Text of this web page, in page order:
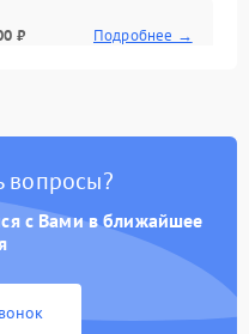
₽ Подробнее →
₽ Подробнее →
вопросы?
с Вами в ближайшее